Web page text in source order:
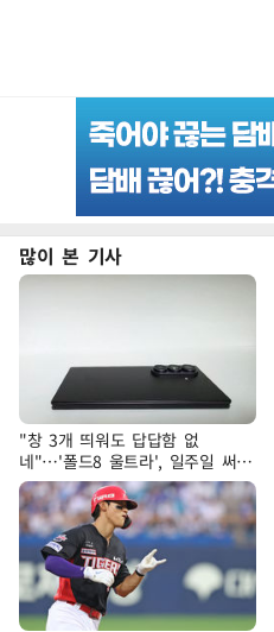
많이 본 기사
"창 3개 띄워도 답답함 없
네"…'폴드8 울트라', 일주일 써보
니